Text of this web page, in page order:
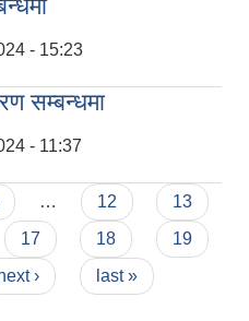
- 15:23
सम्बन्धमा
- 11:37
… 12
13
17 18
19
› last »